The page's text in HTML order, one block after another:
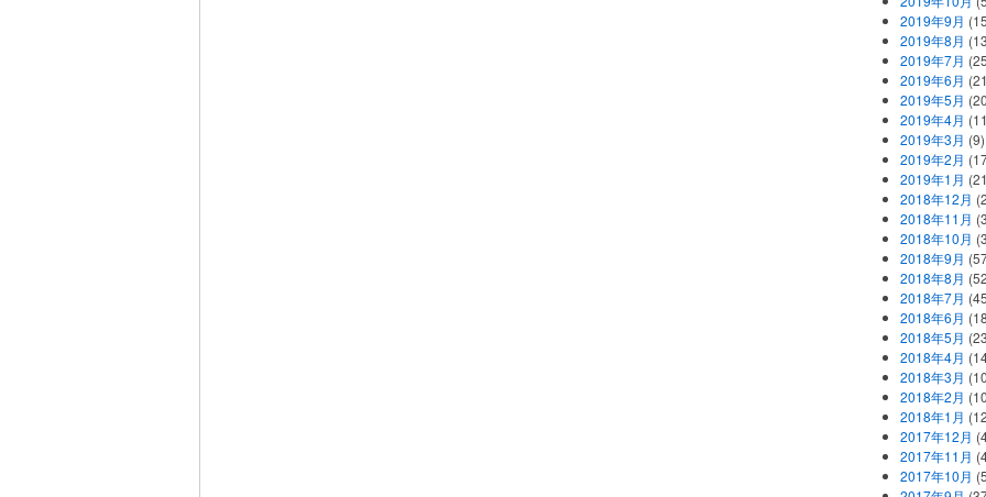
2019年9月
2019年8月
2019年7月
2019年6月
2019年5月
2019年4月
2019年3月 (9)
2019年2月
2019年1月
2018年12月
2018年11月
2018年10月
2018年9月
2018年8月
2018年7月
2018年6月
2018年5月
2018年4月
2018年3月
2018年2月
2018年1月
2017年12月
2017年11月
2017年10月